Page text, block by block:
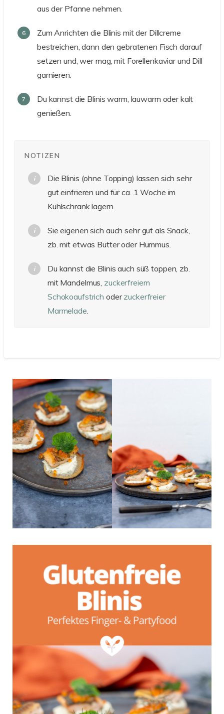
aus der Pfanne nehmen.
Zum Anrichten die Blinis mit der Dillcreme
bestreichen, dann den gebratenen Fisch darauf
setzen und, wer mag, mit Forellenkaviar und Dill
garnieren.
Du kannst die Blinis warm, lauwarm oder kalt
genießen.
NOTIZEN
Die Blinis (ohne Topping) lassen sich sehr
gut einfrieren und für ca. 1 Woche im
Kühlschrank lagern.
Sie eigenen sich auch sehr gut als Snack,
zb. mit etwas Butter oder Hummus.
Du kannst die Blinis auch süß toppen, zb.
mit Mandelmus, zuckerfreiem
Schokoaufstrich oderzuckerfreier
Marmelade